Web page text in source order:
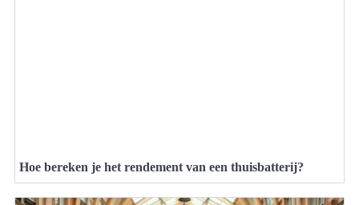
Hoe bereken je het rendement van een thuisbatterij?